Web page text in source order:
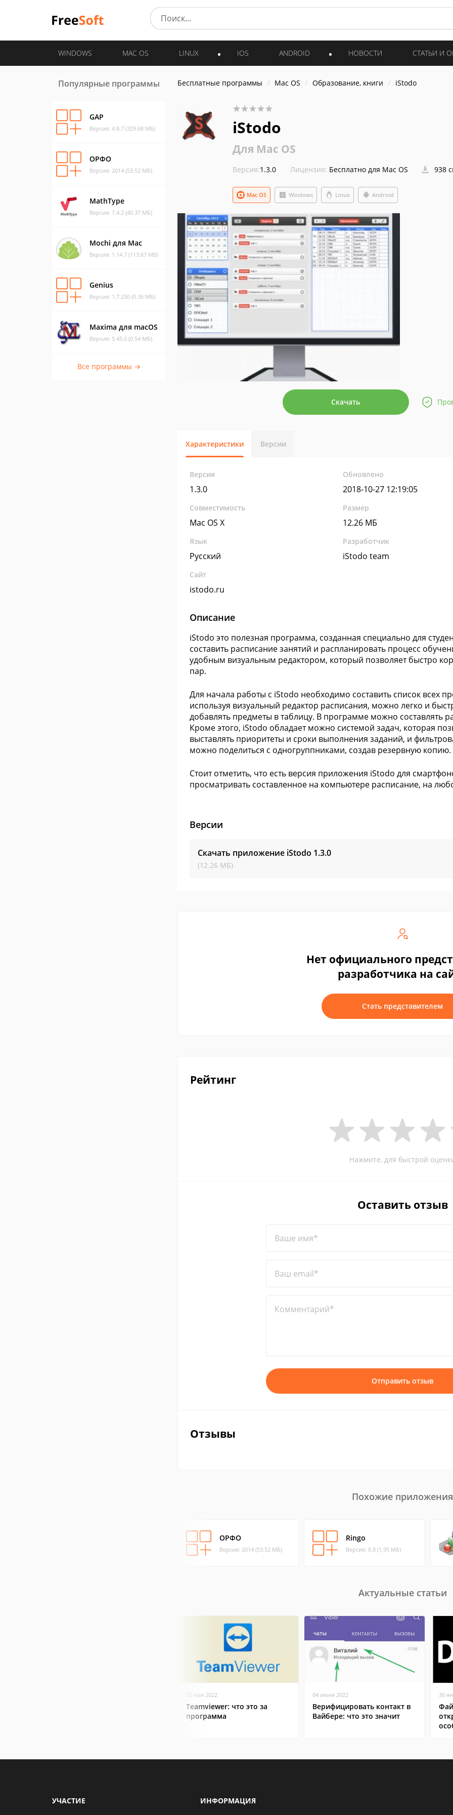
WINDOWS MAC OS LINUX IOS ANDROID НОВОСТИ СТАТЬИ И
Популярные программы
GAP
Версия: 4.8.7 (329.68 МБ)
ОРФО
Версия: 2014 (53.52 МБ)
MathType
Версия: 7.4.2 (40.37 МБ)
Mochi для Mac
Версия: 1.14.7 (113.67 МБ)
Genius
Версия: 1.7.250 (0.36 МБ)
Maxima для macOS
Версия: 5.45.0 (0.54 МБ)
Все программы →
Бесплатные программы Mac OS Образование, книги iStodo
iStodo
Для Mac OS
Версия:1.3.0 Лицензия: Бесплатно для Mac OS 938
Windows
Mac OS Linux Android
Скачать
Характеристики Версии
Версия
1.3.0
Обновлено
2018-10-27 12:19:05
Совместимость
Mac OS X
Размер
12.26 МБ
Язык
Русский
Разработчик
iStodo team
Сайт
istodo.ru
Описание
iStodo это полезная программа, созданная специально для
составить расписание занятий и распланировать процесс
удобным визуальным редактором, который позволяет быстро
пар.
Для начала работы с iStodo необходимо составить список всех
используя визуальный редактор расписания, можно легко и
добавлять предметы в таблицу. В программе можно составлять
Кроме этого, iStodo обладает можно системой задач, которая
выставлять приоритеты и сроки выполнения заданий, и
можно поделиться с одногруппниками, создав резервную копию.
Стоит отметить, что есть версия приложения iStodo для
просматривать составленное на компьютере расписание, на
Версии
Скачать приложение iStodo 1.3.0
(12.26 МБ)
Нет официального
разработчика на
Стать представителем
Рейтинг
Нажмите, для быстрой
Оставить отзыв
Ваше имя*
Ваш email*
Комментарий*
Отправить отзыв
Отзывы
Похожие приложения
ОРФО
Версия: 2014 (53.52 МБ)
Ringo
Версия: 0.8 (1.95 МБ)
Актуальные статьи
30 мая 2022
Teamviewer: что это за
программа
04 июня 2022
Верифицировать контакт в
Вайбере: что это значит
30
УЧАСТИЕ ИНФОРМАЦИЯ